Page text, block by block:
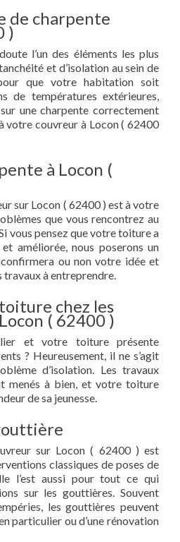
de charpente
)
l’un des éléments les plus
et d’isolation au sein de
que votre habitation soit
de températures extérieures,
une charpente correctement
votre couvreur à Locon ( 62400
à Locon (
sur Locon ( 62400 ) est à votre
que vous rencontrez au
vous pensez que votre toiture a
et améliorée, nous poserons un
ou non votre idée et
travaux à entreprendre.
chez les
( 62400 )
et votre toiture présente
? Heureusement, il ne s’agit
d’isolation. Les travaux
menés à bien, et votre toiture
de sa jeunesse.
sur Locon ( 62400 ) est
classiques de poses de
l’est aussi pour tout ce qui
sur les gouttières. Souvent
les gouttières peuvent
particulier ou d’une rénovation